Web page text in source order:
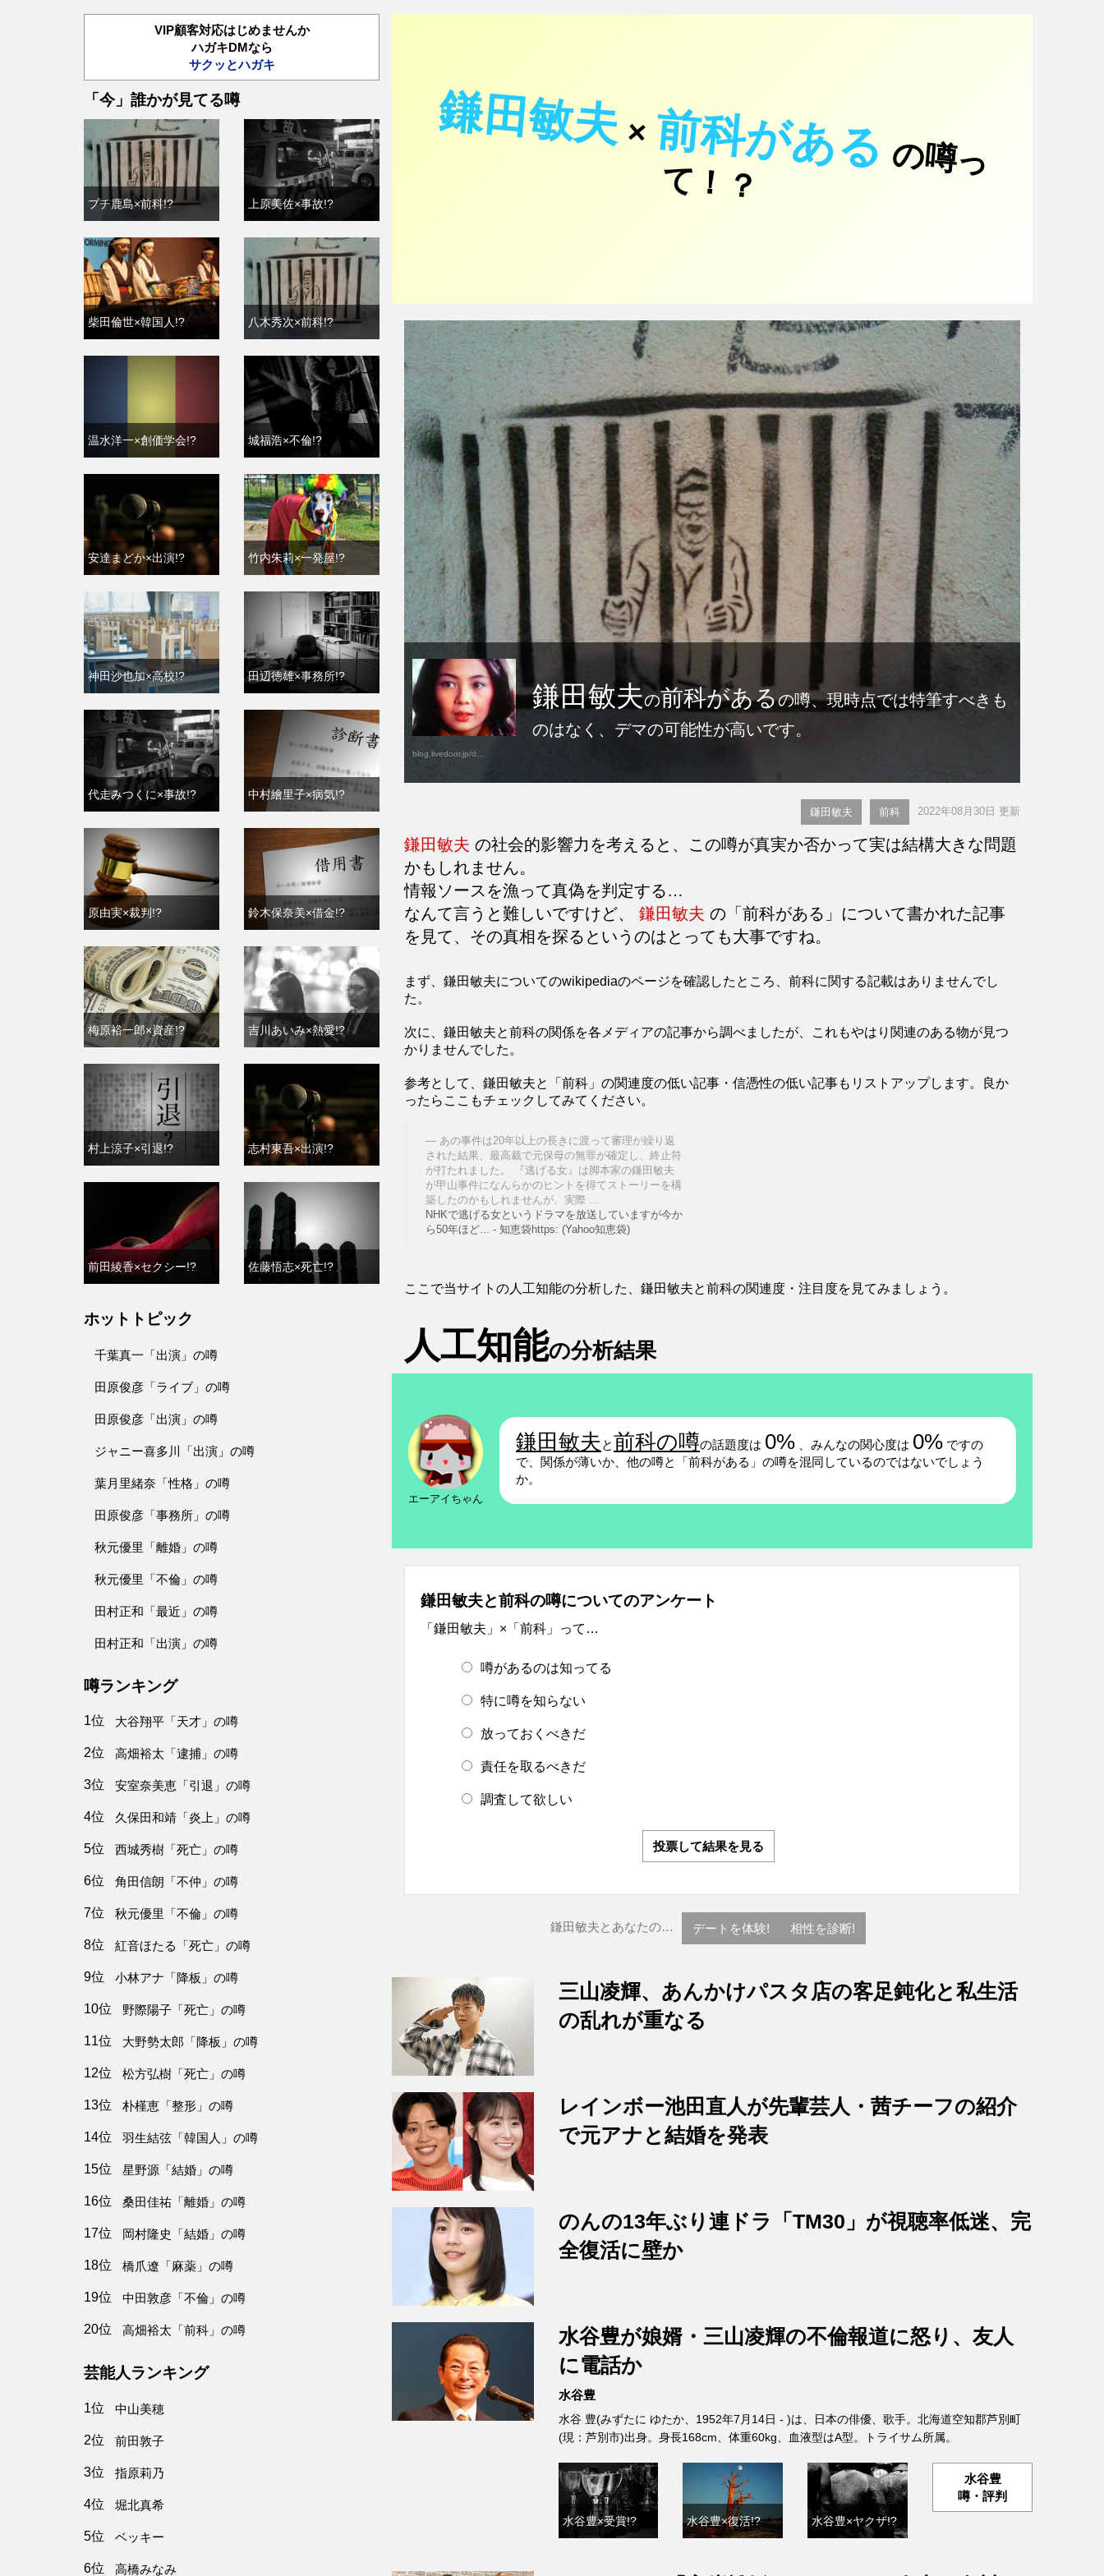
鎌田敏夫× 前科がある の
噂
っ
て
！
？
blog.livedoor.jp/d...
鎌田敏夫の前科があるの噂、現時点では特筆すべきも
のはなく、デマの可能性が高いです。
鎌田敏夫 前科 2022年08月30日 更新
鎌田敏夫 の社会的影響力を考えると、この噂が真実か否かって実は結構大きな問題
かもしれません。
情報ソースを漁って真偽を判定する…
なんて言うと難しいですけど、 鎌田敏夫 の「前科がある」について書かれた記事
を見て、その真相を探るというのはとっても大事ですね。
まず、鎌田敏夫についてのwikipediaのページを確認したところ、前科に関する記載はありませんでし
た。
次に、鎌田敏夫と前科の関係を各メディアの記事から調べましたが、これもやはり関連のある物が見つ
かりませんでした。
参考として、鎌田敏夫と「前科」の関連度の低い記事・信憑性の低い記事もリストアップします。良か
ったらここもチェックしてみてください。
あの事件は20年以上の長きに渡って審理が繰り返
された結果、最高裁で元保母の無罪が確定し、終止符
が打たれました。 『逃げる女』は脚本家の鎌田敏夫
が甲山事件になんらかのヒントを得てストーリーを構
築したのかもしれませんが、実際 ...
NHKで逃げる女というドラマを放送していますが今か
ら50年ほど... - 知恵袋https: (Yahoo知恵袋)
ここで当サイトの人工知能の分析した、鎌田敏夫と前科の関連度・注目度を見てみましょう。
人工知能の分析結果
エーアイちゃん
鎌田敏夫 と前科の噂の話題度は 0% 、みんなの関心度は 0% ですの
で、関係が薄いか、他の噂と「前科がある」の噂を混同しているのではないでしょう
か。
鎌田敏夫と前科の噂についてのアンケート
「鎌田敏夫」×「前科」って…
噂があるのは知ってる
特に噂を知らない
放っておくべきだ
責任を取るべきだ
調査して欲しい
投票して結果を見る
鎌田敏夫とあなたの… デートを体験! 相性を診断!
三山凌輝、あんかけパスタ店の客足鈍化と私生活
の乱れが重なる
レインボー池田直人が先輩芸人・茜チーフの紹介
で元アナと結婚を発表
のんの13年ぶり連ドラ「TM30」が視聴率低迷、完
全復活に壁か
水谷豊が娘婿・三山凌輝の不倫報道に怒り、友人
に電話か
水谷豊
水谷 豊(みずたに ゆたか、1952年7月14日 - )は、日本の俳優、歌手。北海道空知郡芦別町
(現：芦別市)出身。身長168cm、体重60kg、血液型はA型。トライサム所属。
水谷豊×受賞!? 水谷豊×復活!? 水谷豊×ヤクザ!?
水谷豊
噂・評判
VIP顧客対応はじめませんか
ハガキDMなら
サクッとハガキ
「今」誰かが見てる噂
プチ鹿島×前科!? 上原美佐×事故!?
柴田倫世×韓国人!? 八木秀次×前科!?
温水洋一×創価学会!? 城福浩×不倫!?
安達まどか×出演!? 竹内朱莉×一発屋!?
神田沙也加×高校!? 田辺徳雄×事務所!?
代走みつくに×事故!? 中村繪里子×病気!?
原由実×裁判!? 鈴木保奈美×借金!?
梅原裕一郎×資産!? 吉川あいみ×熱愛!?
村上涼子×引退!? 志村東吾×出演!?
前田綾香×セクシー!? 佐藤悟志×死亡!?
ホットトピック
千葉真一「出演」の噂
田原俊彦「ライブ」の噂
田原俊彦「出演」の噂
ジャニー喜多川「出演」の噂
葉月里緒奈「性格」の噂
田原俊彦「事務所」の噂
秋元優里「離婚」の噂
秋元優里「不倫」の噂
田村正和「最近」の噂
田村正和「出演」の噂
噂ランキング
1位 大谷翔平「天才」の噂
2位 高畑裕太「逮捕」の噂
3位 安室奈美恵「引退」の噂
4位 久保田和靖「炎上」の噂
5位 西城秀樹「死亡」の噂
6位 角田信朗「不仲」の噂
7位 秋元優里「不倫」の噂
8位 紅音ほたる「死亡」の噂
9位 小林アナ「降板」の噂
10位 野際陽子「死亡」の噂
11位 大野勢太郎「降板」の噂
12位 松方弘樹「死亡」の噂
13位 朴槿恵「整形」の噂
14位 羽生結弦「韓国人」の噂
15位 星野源「結婚」の噂
16位 桑田佳祐「離婚」の噂
17位 岡村隆史「結婚」の噂
18位 橋爪遼「麻薬」の噂
19位 中田敦彦「不倫」の噂
20位 高畑裕太「前科」の噂
芸能人ランキング
1位 中山美穂
2位 前田敦子
3位 指原莉乃
4位 堀北真希
5位 ベッキー
6位 高橋みなみ